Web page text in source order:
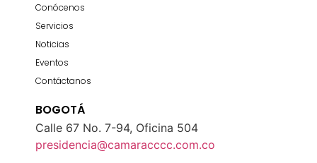
Conócenos
Servicios
Noticias
Eventos
Contáctanos
BOGOTÁ
Calle 67 No. 7-94, Oficina 504
presidencia@camaracccc.com.co